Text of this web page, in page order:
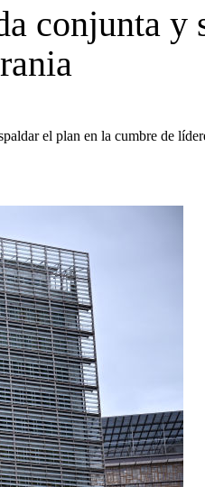
conjunta y
el plan en la cumbre de